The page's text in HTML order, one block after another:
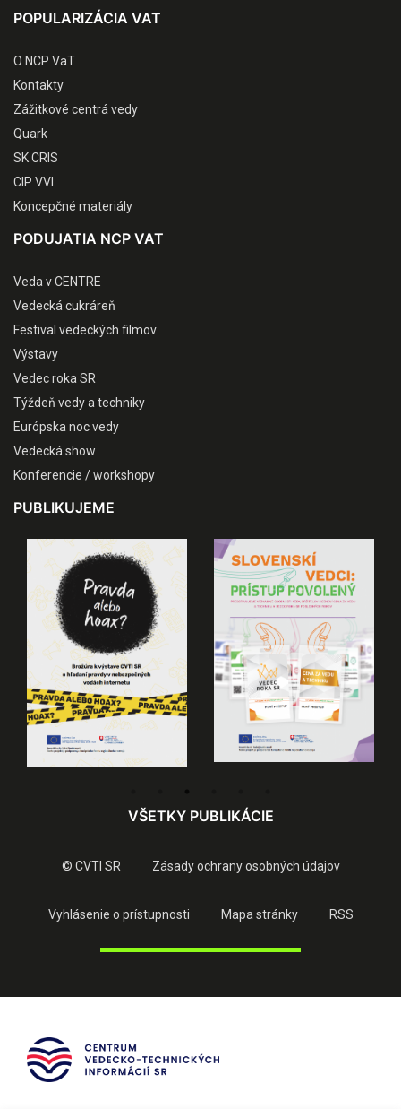
POPULARIZÁCIA VAT
O NCP VaT
Kontakty
Zážitkové centrá vedy
Quark
SK CRIS
CIP VVI
Koncepčné materiály
PODUJATIA NCP VAT
Veda v CENTRE
Vedecká cukráreň
Festival vedeckých filmov
Výstavy
Vedec roka SR
Týždeň vedy a techniky
Európska noc vedy
Vedecká show
Konferencie / workshopy
PUBLIKUJEME
VŠETKY PUBLIKÁCIE
© CVTI SR Zásady ochrany osobných údajov
Vyhlásenie o prístupnosti Mapa stránky RSS